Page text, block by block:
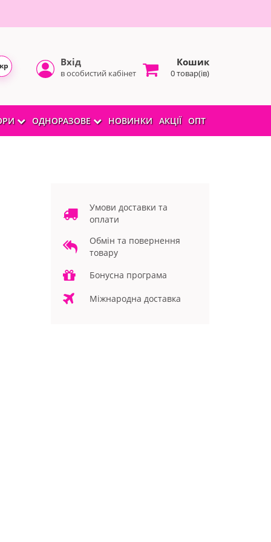
Вхід
в особистий кабінет
Кошик
0 товар(ів)
ОДНОРАЗОВЕ НОВИНКИ АКЦІЇ ОПТ
Умови доставки та
оплати
Обмін та повернення
товару
Бонусна програма
Міжнародна доставка